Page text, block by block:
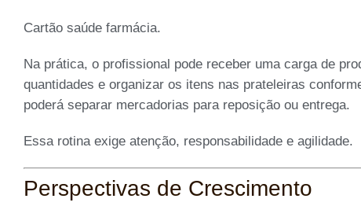
Cartão saúde farmácia.
Na prática, o profissional pode receber uma carga de
quantidades e organizar os itens nas prateleiras
poderá separar mercadorias para reposição ou entrega.
Essa rotina exige atenção, responsabilidade e agilidade.
Perspectivas de Crescimento